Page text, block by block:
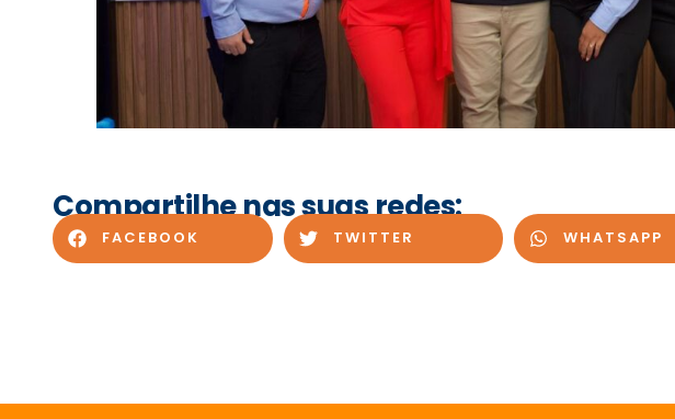
Compartilhe nas suas redes:
FACEBOOK TWITTER WHATSAPP